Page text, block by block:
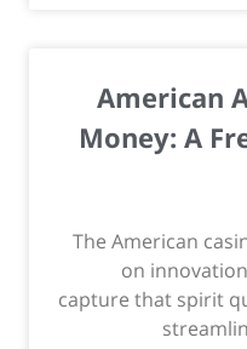
American
Money: A
The American
on
capture that spirit